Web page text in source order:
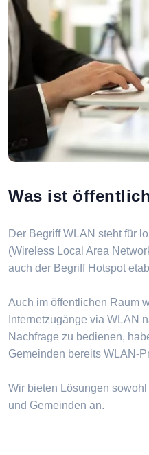
Was ist
Der Begriff WLAN steht für
(Wireless Local Area
auch der Begriff Hotspot
Auch im öffentlichen Raum
Internetzugänge via WLAN
Nachfrage zu bedienen,
Gemeinden bereits WLAN-
Wir bieten Lösungen
und Gemeinden an.